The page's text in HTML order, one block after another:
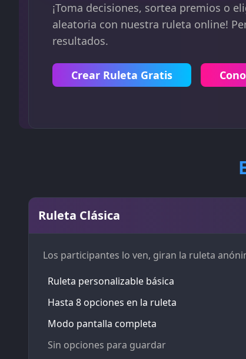
¡Toma decisiones, sortea premios o
aleatoria con nuestra ruleta online!
resultados.
Crear Ruleta Gratis
Ruleta Clásica
Los participantes lo ven, giran la ruleta
Ruleta personalizable básica
Hasta 8 opciones en la ruleta
Modo pantalla completa
Sin opciones para guardar